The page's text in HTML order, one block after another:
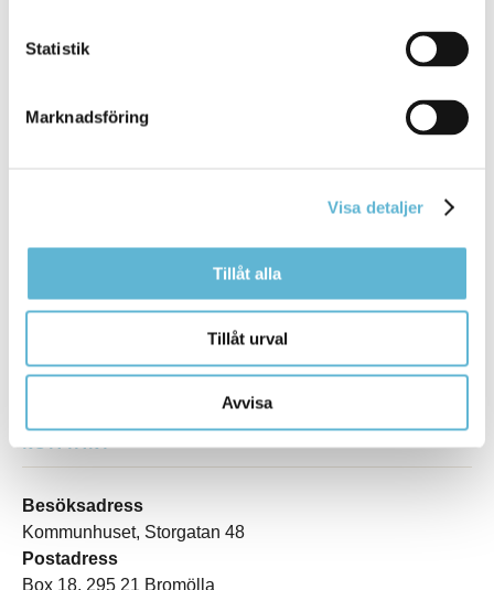
Statistik
Marknadsföring
Visa detaljer
Tillåt alla
Tillåt urval
Avvisa
(SMS0709-17 11 58)
den 9 October 2024
Besöksadress
Kommunhuset, Storgatan 48
Postadress
Box 18, 295 21 Bromölla